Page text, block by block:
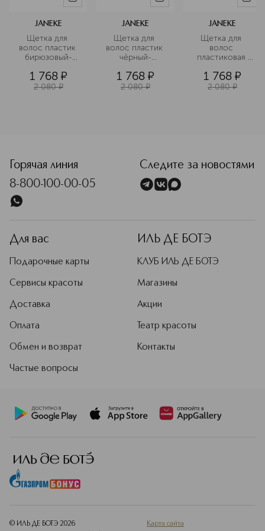
сушке феном. Идеально подходит
для длинных, кудрявых, наращенных
волос – пластик не электризует
волосы, а закругленные щетинки
легко распутывают пряди и
Подробнее
JANEKE
Щетка для
волос пластик
бирюзовый-
1 768 ¤
2 080 ¤
JANEKE
Щетка для
волос пластик
чёрный-
1 768 ¤
2 080 ¤
JANEKE
Щетка для
волос
пластиковая
1 768 ¤
2 080 ¤
Горячая линия
8-800-100-00-05
Следите за новостями
Для вас
Подарочные карты
Сервисы красоты
Доставка
Оплата
Обмен и возврат
Частые вопросы
ИЛЬ ДЕ БОТЭ
КЛУБ ИЛЬ ДЕ БОТЭ
Магазины
Акции
Театр красоты
Контакты
© ИЛЬ ДЕ БОТЭ 2026 Карта сайта